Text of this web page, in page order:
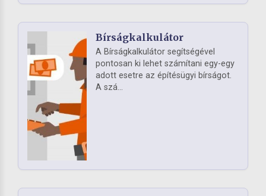
Bírságkalkulátor
A Bírságkalkulátor segítségével
pontosan ki lehet számítani egy-egy
adott esetre az építésügyi bírságot.
A szá...